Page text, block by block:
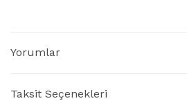
Yorumlar
Taksit Seçenekleri